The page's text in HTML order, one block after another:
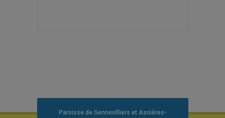
Paroisse de Gennevilliers et Asnières-